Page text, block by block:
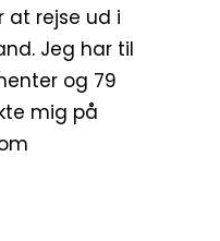
at rejse ud i
Jeg har til
og 79
mig på